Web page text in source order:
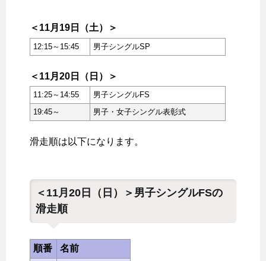
＜11月19日（土）＞
12:15～15:45 男子シングルSP
＜11月20日（日）＞
11:25～14:55
男子シングルFS
19:45～
男子・女子シングル表彰式
滑走順は以下になります。
＜11月20日（日）＞男子シングルFSの
滑走順
順番 名前